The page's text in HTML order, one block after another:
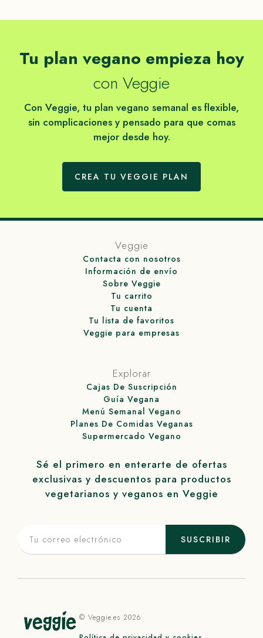
Tu plan vegano empieza hoy
con Veggie
Con Veggie, tu plan vegano semanal es flexible,
sin complicaciones y pensado para que comas
mejor desde hoy.
CREA TU VEGGIE PLAN
Veggie
Contacta con nosotros
Información de envío
Sobre Veggie
Tu carrito
Tu cuenta
Tu lista de favoritos
Veggie para empresas
Explorar
Cajas De Suscripción
Guía Vegana
Menú Semanal Vegano
Planes De Comidas Veganas
Supermercado Vegano
Sé el primero en enterarte de ofertas
exclusivas y descuentos para productos
vegetarianos y veganos en Veggie
SUSCRIBIR
© Veggie.es 2026